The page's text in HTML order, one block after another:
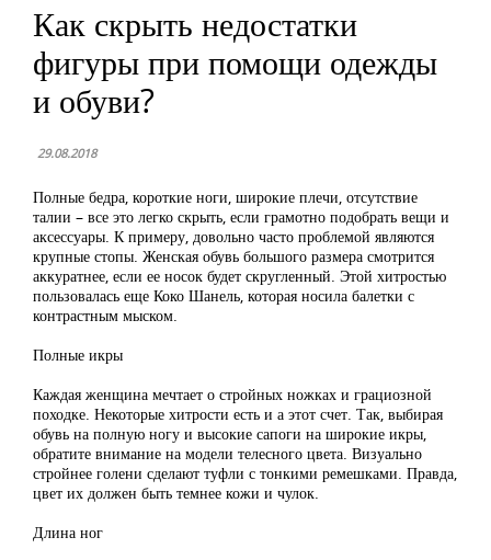
Как скрыть недостатки
фигуры при помощи одежды
и обуви?
29.08.2018
Полные бедра, короткие ноги, широкие плечи, отсутствие
талии – все это легко скрыть, если грамотно подобрать вещи и
аксессуары. К примеру, довольно часто проблемой являются
крупные стопы. Женская обувь большого размера смотрится
аккуратнее, если ее носок будет скругленный. Этой хитростью
пользовалась еще Коко Шанель, которая носила балетки с
контрастным мыском.
Полные икры
Каждая женщина мечтает о стройных ножках и грациозной
походке. Некоторые хитрости есть и а этот счет. Так, выбирая
обувь на полную ногу и высокие сапоги на широкие икры,
обратите внимание на модели телесного цвета. Визуально
стройнее голени сделают туфли с тонкими ремешками. Правда,
цвет их должен быть темнее кожи и чулок.
Длина ног